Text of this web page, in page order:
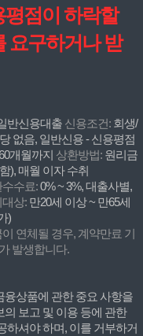
점이 하락할
요구하거나 받
반신용대출 신용조건: 회생/
없음, 일반신용 - 신용평점
개월까지 상환방법: 원리금
), 매월 이자 수취
수료:0% ~ 3%, 대출사별,
상: 만20세 이상 ~ 만65세
)
연체될 경우, 계약만료 기
발생합니다.
융상품에 관한 중요 사항을
보고 및 이용 등에 관한
하셔야 하며, 이를 거부하거